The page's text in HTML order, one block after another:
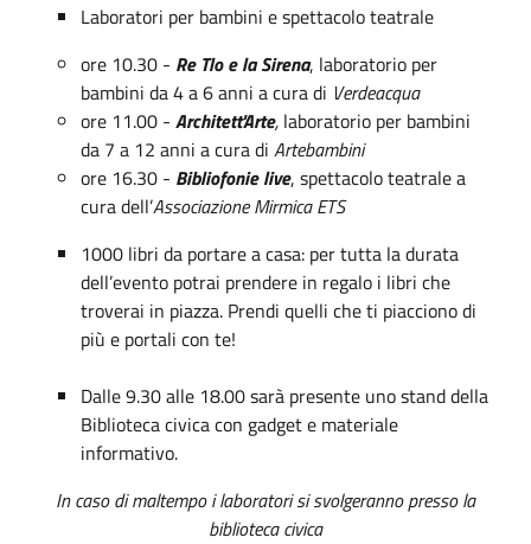
Laboratori per bambini e spettacolo teatrale
ore 10.30 - Re Tlo e la Sirena, laboratorio per
bambini da 4 a 6 anni a cura di Verdeacqua
ore 11.00 - Architett'Arte, laboratorio per bambini
da 7 a 12 anni a cura di Artebambini
ore 16.30 - Bibliofonie live, spettacolo teatrale a
cura dell’Associazione Mirmica ETS
1000 libri da portare a casa: per tutta la durata
dell’evento potrai prendere in regalo i libri che
troverai in piazza. Prendi quelli che ti piacciono di
più e portali con te!
Dalle 9.30 alle 18.00 sarà presente uno stand della
Biblioteca civica con gadget e materiale
informativo.
In caso di maltempo i laboratori si svolgeranno presso la
biblioteca civica